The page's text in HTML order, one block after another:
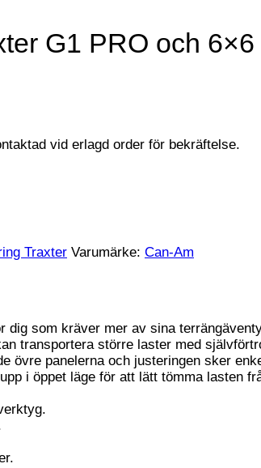
G1 PRO och 6×6
vid erlagd order för bekräftelse.
Traxter Varumärke: Can-Am
dig som kräver mer av sina
transportera större laster med
övre panelerna och justeringen sker
i öppet läge för att lätt tömma lasten